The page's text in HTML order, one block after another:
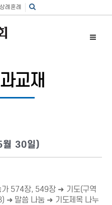
상례혼례
교재
월 30일)
574장, 549장 ➜ 기도(구역
➜ 말씀 나눔 ➜ 기도제목 나누